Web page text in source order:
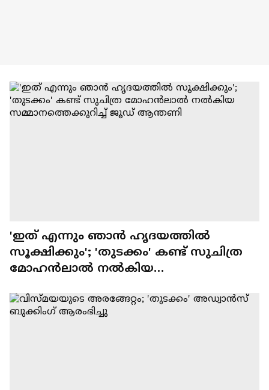
'ഇത് എന്നും ഞാന്‍ ഹൃദയത്തില്‍
സൂക്ഷിക്കും'; 'തുടക്കം' കണ്ട് സുചിത്ര
മോഹന്‍ലാല്‍ നല്‍കിയ